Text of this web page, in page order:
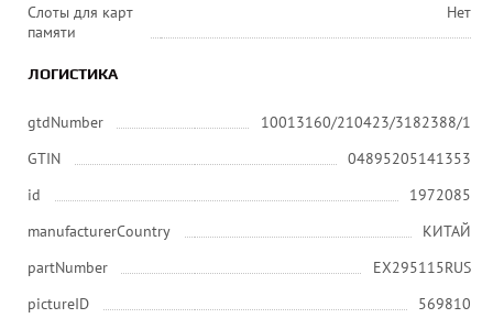
Слоты для карт
памяти
Нет
ЛОГИСТИКА
gtdNumber
10013160/210423/3182388/1
GTIN
04895205141353
id
1972085
manufacturerCountry
КИТАЙ
partNumber
EX295115RUS
pictureID
569810